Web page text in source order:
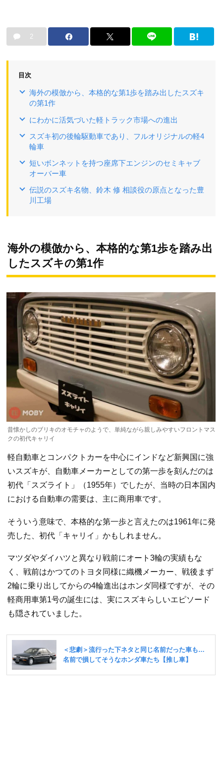
2
目次
海外の模倣から、本格的な第1歩を踏み出したスズキ
の第1作
にわかに活気づいた軽トラック市場への進出
スズキ初の後輪駆動車であり、フルオリジナルの軽4
輪車
短いボンネットを持つ座席下エンジンのセミキャブ
オーバー車
伝説のスズキ名物、鈴木 修 相談役の原点となった豊
川工場
海外の模倣から、本格的な第1歩を踏み出
したスズキの第1作
昔懐かしのブリキのオモチャのようで、単純ながら親しみやすいフロントマス
クの初代キャリイ
軽自動車とコンパクトカーを中心にインドなど新興国に強
いスズキが、自動車メーカーとしての第一歩を刻んだのは
初代「スズライト」（1955年）でしたが、当時の日本国内
における自動車の需要は、主に商用車です。
そういう意味で、本格的な第一歩と言えたのは1961年に発
売した、初代「キャリイ」かもしれません。
マツダやダイハツと異なり戦前にオート3輪の実績もな
く、戦前はかつてのトヨタ同様に織機メーカー、戦後まず
2輪に乗り出してからの4輪進出はホンダ同様ですが、その
軽商用車第1号の誕生には、実にスズキらしいエピソード
も隠されていました。